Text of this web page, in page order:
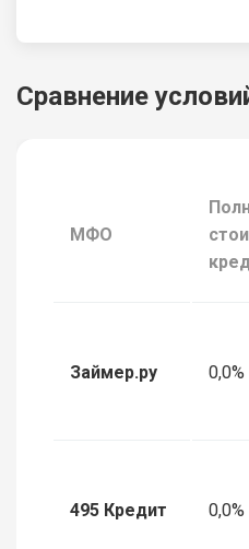
Сравнение
МФО
Займер.ру
495 Кредит